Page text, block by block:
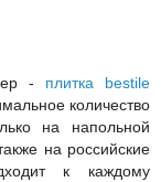
- плитка bestile
количество
на напольной
на российские
к каждому